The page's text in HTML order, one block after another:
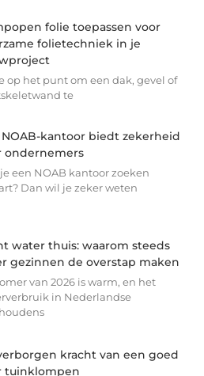
folie toepassen voor
folietechniek in je
op het punt om een dak, gevel of
te
NOAB-kantoor biedt zekerheid
ondernemers
een NOAB kantoor zoeken
Dan wil je zeker weten
water thuis: waarom steeds
gezinnen de overstap maken
van 2026 is warm, en het
in Nederlandse
kracht van een goed
tuinklompen